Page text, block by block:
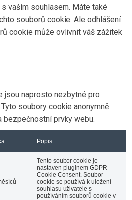
vaším souhlasem. Máte také
souborů cookie. Ale odhlášení
cookie může ovlivnit váš zážitek
jsou naprosto nezbytné pro
soubory cookie anonymně
bezpečnostní prvky webu.
Popis
Tento soubor cookie je
nastaven pluginem GDPR
Cookie Consent. Soubor
cookie se používá k uložení
souhlasu uživatele s
používáním souborů cookie v